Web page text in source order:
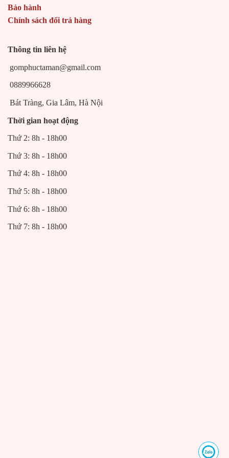
Bảo hành
Chính sách đổi trả hàng
Thông tin liên hệ
gomphuctaman@gmail.com
0889966628
Bát Tràng, Gia Lâm, Hà Nội
Thời gian hoạt động
Thứ 2: 8h - 18h00
Thứ 3: 8h - 18h00
Thứ 4: 8h - 18h00
Thứ 5: 8h - 18h00
Thứ 6: 8h - 18h00
Thứ 7: 8h - 18h00